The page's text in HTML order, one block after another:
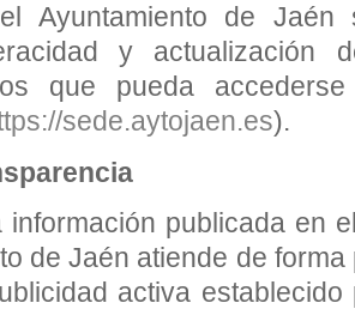
Ayuntamiento de
y actualización
que pueda
sede.aytojaen.es).
publicada en
de Jaén atiende de
activa